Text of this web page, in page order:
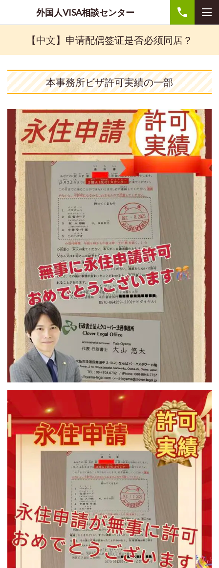
外国人VISA相談センター
【中文】申请配偶签证是否必须同居？
本事務所ビザ許可実績の一部